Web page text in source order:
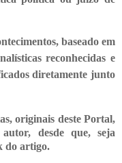
baseado em
reconhecidas e
diretamente junto
originais deste Portal,
desde que, seja
do artigo.